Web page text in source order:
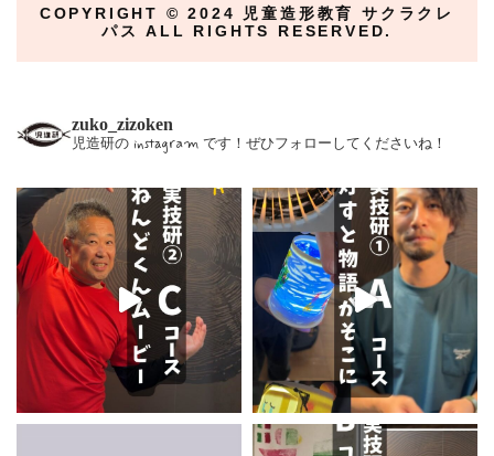
COPYRIGHT ©︎ 2024 児童造形教育 サクラクレ
パス ALL RIGHTS RESERVED.
zuko_zizoken
児造研の instagram です！ぜひフォローしてくださいね！